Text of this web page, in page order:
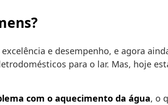
e desempenho, e agora
para o lar. Mas, hoje
com o aquecimento da água, o